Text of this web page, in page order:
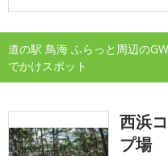
道の駅 鳥海 ふらっと周辺の
でかけスポット
西浜
プ場